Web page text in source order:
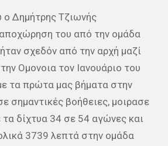
Δημήτρης Τζιωνής
του από την ομάδα
σχεδόν από την αρχή μαζί
Ομονοια τον Ιανουάριο του
τα πρώτα μας βήματα στην
σημαντικές βοήθειες, μοιρασε
δίχτυα 34 σε 54 αγώνες και
3739 λεπτά στην ομάδα